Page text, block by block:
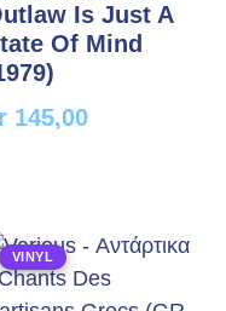
Is Just A
Of Mind
145,00
VINYL